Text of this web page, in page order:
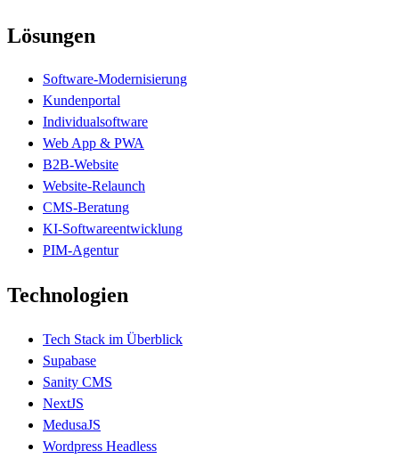
Lösungen
Software-Modernisierung
Kundenportal
Individualsoftware
Web App & PWA
B2B-Website
Website-Relaunch
CMS-Beratung
KI-Softwareentwicklung
PIM-Agentur
Technologien
Tech Stack im Überblick
Supabase
Sanity CMS
NextJS
MedusaJS
Wordpress Headless